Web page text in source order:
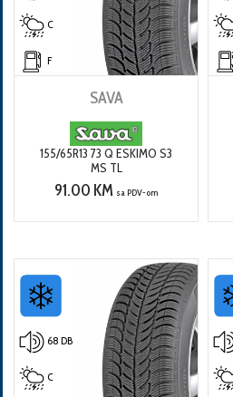
C
F
SAVA
155/65R13 73 Q ESKIMO S3
MS TL
91.00 KM sa PDV-om
68 DB
C